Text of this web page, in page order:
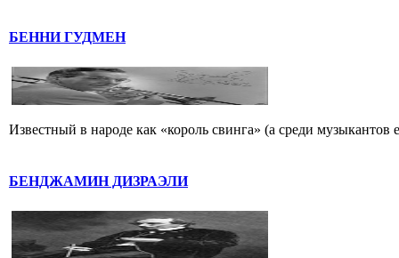
БЕННИ ГУДМЕН
Известный в народе как «король свинга» (а среди
БЕНДЖАМИН ДИЗРАЭЛИ